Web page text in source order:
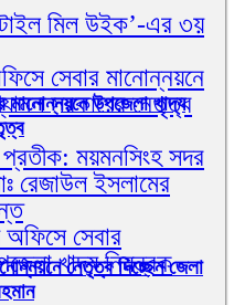
মিল উইক’-এর ৩য়
সেবার মানোন্নয়নে
সরকারের নেতৃত্ব
ময়মনসিংহ সদর
রেজাউল ইসলামের
সেবার
খাদ্য নিয়ন্ত্রক
মানোন্নয়নে উপজেলা খাদ্য
নেতৃত্ব দিচ্ছেন জেলা